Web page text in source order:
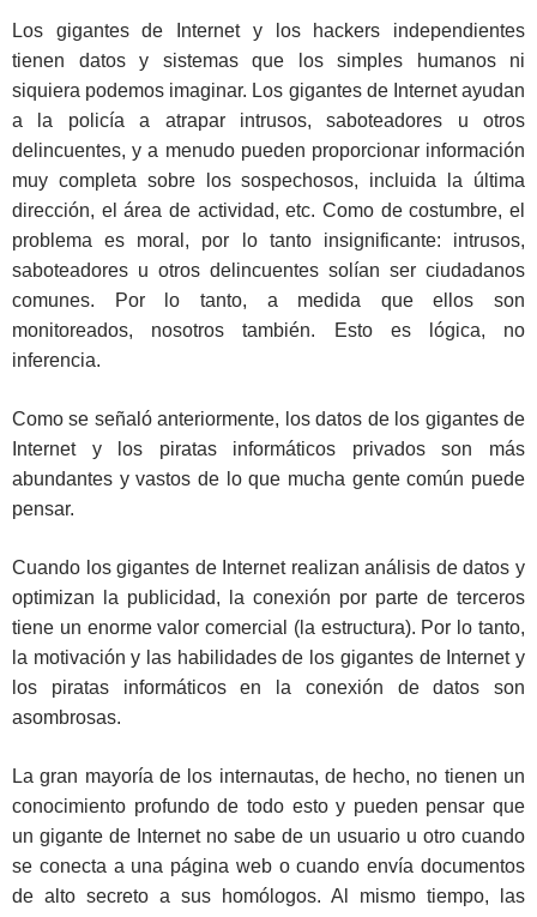
Los gigantes de Internet y los hackers independientes
tienen datos y sistemas que los simples humanos ni
siquiera podemos imaginar. Los gigantes de Internet ayudan
a la policía a atrapar intrusos, saboteadores u otros
delincuentes, y a menudo pueden proporcionar información
muy completa sobre los sospechosos, incluida la última
dirección, el área de actividad, etc. Como de costumbre, el
problema es moral, por lo tanto insignificante: intrusos,
saboteadores u otros delincuentes solían ser ciudadanos
comunes. Por lo tanto, a medida que ellos son
monitoreados, nosotros también. Esto es lógica, no
inferencia.
Como se señaló anteriormente, los datos de los gigantes de
Internet y los piratas informáticos privados son más
abundantes y vastos de lo que mucha gente común puede
pensar.
Cuando los gigantes de Internet realizan análisis de datos y
optimizan la publicidad, la conexión por parte de terceros
tiene un enorme valor comercial (la estructura). Por lo tanto,
la motivación y las habilidades de los gigantes de Internet y
los piratas informáticos en la conexión de datos son
asombrosas.
La gran mayoría de los internautas, de hecho, no tienen un
conocimiento profundo de todo esto y pueden pensar que
un gigante de Internet no sabe de un usuario u otro cuando
se conecta a una página web o cuando envía documentos
de alto secreto a sus homólogos. Al mismo tiempo, las